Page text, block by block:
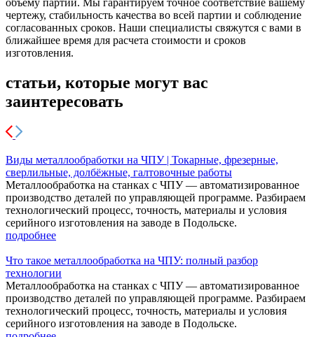
объему партии. Мы гарантируем точное соответствие вашему
чертежу, стабильность качества во всей партии и соблюдение
согласованных сроков. Наши специалисты свяжутся с вами в
ближайшее время для расчета стоимости и сроков
изготовления.
статьи, которые могут вас
заинтересовать
Виды металлообработки на ЧПУ | Токарные, фрезерные,
сверлильные, долбёжные, галтовочные работы
Металлообработка на станках с ЧПУ — автоматизированное
производство деталей по управляющей программе. Разбираем
технологический процесс, точность, материалы и условия
серийного изготовления на заводе в Подольске.
подробнее
Что такое металлообработка на ЧПУ: полный разбор
технологии
Металлообработка на станках с ЧПУ — автоматизированное
производство деталей по управляющей программе. Разбираем
технологический процесс, точность, материалы и условия
серийного изготовления на заводе в Подольске.